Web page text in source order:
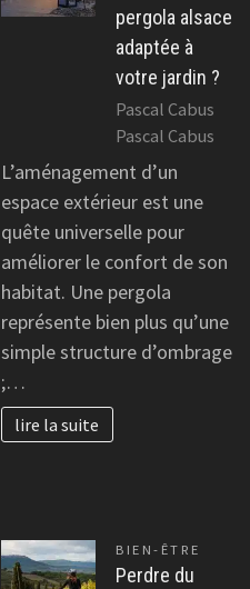
pergola alsace
adaptée à
votre jardin ?
Pascal Cabus
Pascal Cabus
L’aménagement d’un
espace extérieur est une
quête universelle pour
améliorer le confort de son
habitat. Une pergola
représente bien plus qu’une
simple structure d’ombrage
;…
lire la suite
BIEN-ÊTRE
Perdre du